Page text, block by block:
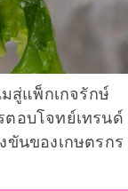
สู่แพ็กเกจรักษ์
อบโจทย์เทรนด์
ขันของเกษตรกร